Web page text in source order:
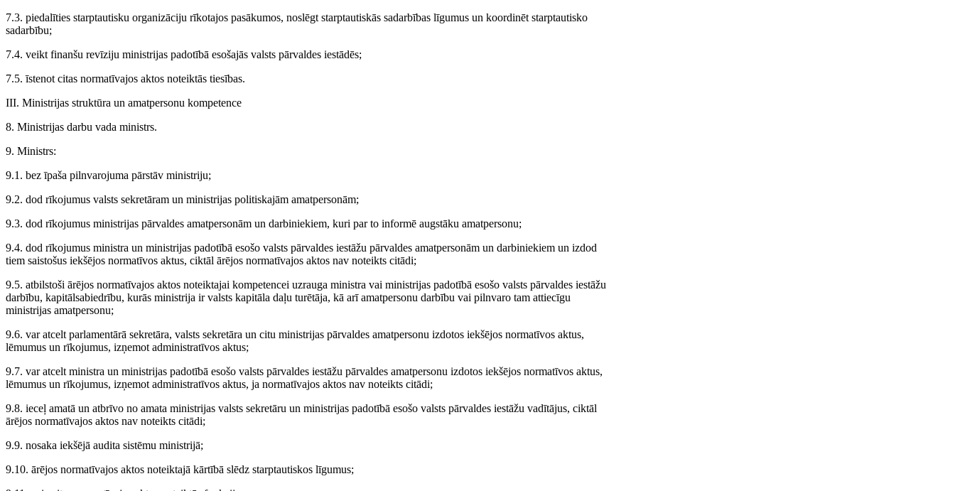
7.3. piedalīties starptautisku organizāciju rīkotajos pasākumos, noslēgt starptautiskās sadarbības līgumus un koordinēt starptautisko
sadarbību;
7.4. veikt finanšu revīziju ministrijas padotībā esošajās valsts pārvaldes iestādēs;
7.5. īstenot citas normatīvajos aktos noteiktās tiesības.
III. Ministrijas struktūra un amatpersonu kompetence
8. Ministrijas darbu vada ministrs.
9. Ministrs:
9.1. bez īpaša pilnvarojuma pārstāv ministriju;
9.2. dod rīkojumus valsts sekretāram un ministrijas politiskajām amatpersonām;
9.3. dod rīkojumus ministrijas pārvaldes amatpersonām un darbiniekiem, kuri par to informē augstāku amatpersonu;
9.4. dod rīkojumus ministra un ministrijas padotībā esošo valsts pārvaldes iestāžu pārvaldes amatpersonām un darbiniekiem un izdod
tiem saistošus iekšējos normatīvos aktus, ciktāl ārējos normatīvajos aktos nav noteikts citādi;
9.5. atbilstoši ārējos normatīvajos aktos noteiktajai kompetencei uzrauga ministra vai ministrijas padotībā esošo valsts pārvaldes iestāžu
darbību, kapitālsabiedrību, kurās ministrija ir valsts kapitāla daļu turētāja, kā arī amatpersonu darbību vai pilnvaro tam attiecīgu
ministrijas amatpersonu;
9.6. var atcelt parlamentārā sekretāra, valsts sekretāra un citu ministrijas pārvaldes amatpersonu izdotos iekšējos normatīvos aktus,
lēmumus un rīkojumus, izņemot administratīvos aktus;
9.7. var atcelt ministra un ministrijas padotībā esošo valsts pārvaldes iestāžu pārvaldes amatpersonu izdotos iekšējos normatīvos aktus,
lēmumus un rīkojumus, izņemot administratīvos aktus, ja normatīvajos aktos nav noteikts citādi;
9.8. ieceļ amatā un atbrīvo no amata ministrijas valsts sekretāru un ministrijas padotībā esošo valsts pārvaldes iestāžu vadītājus, ciktāl
ārējos normatīvajos aktos nav noteikts citādi;
9.9. nosaka iekšējā audita sistēmu ministrijā;
9.10. ārējos normatīvajos aktos noteiktajā kārtībā slēdz starptautiskos līgumus;